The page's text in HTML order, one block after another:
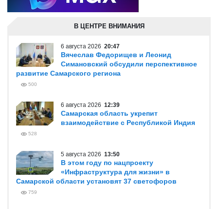
В ЦЕНТРЕ ВНИМАНИЯ
6 августа 2026 20:47
Вячеслав Федорищев и Леонид
Симановский обсудили перспективное
развитие Самарского региона
500
6 августа 2026 12:39
Самарская область укрепит
взаимодействие с Республикой Индия
528
5 августа 2026 13:50
В этом году по нацпроекту
«Инфраструктура для жизни» в
Самарской области установят 37 светофоров
759